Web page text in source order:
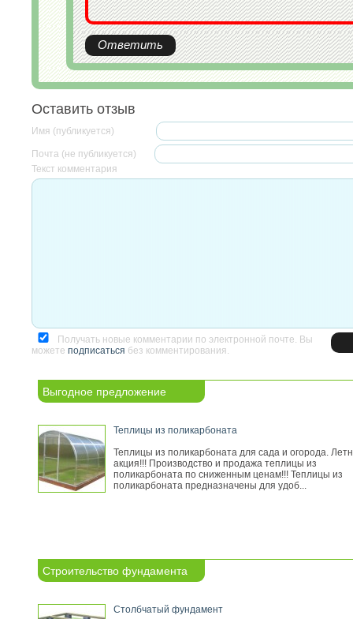
Ответить
Оставить отзыв
Имя (публикуется)
Почта (не публикуется)
Текст комментария
Получать новые комментарии по электронной почте. Вы
можете подписаться без комментирования.
Выгодное предложение
Теплицы из поликарбоната
Теплицы из поликарбоната для сада и огорода.
акция!!! Производство и продажа теплицы из
поликарбоната по сниженным ценам!!! Теплицы из
поликарбоната предназначены для удоб...
Строительство фундамента
Столбчатый фундамент